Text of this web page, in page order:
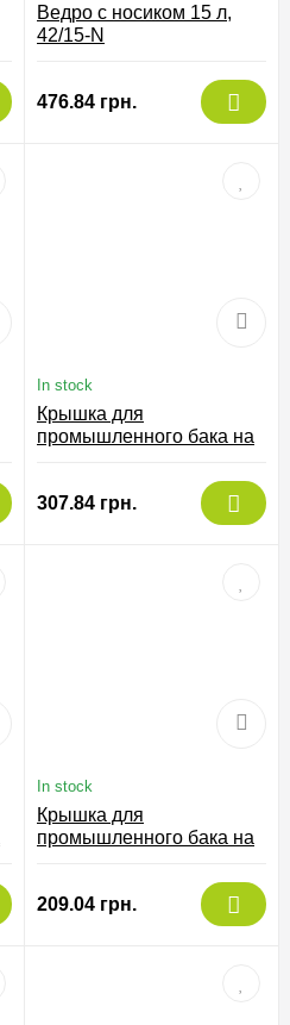
Ведро с носиком 15 л,
42/15-N
476.84 грн.
In stock
Крышка для
промышленного бака на
307.84 грн.
In stock
Крышка для
промышленного бака на
209.04 грн.